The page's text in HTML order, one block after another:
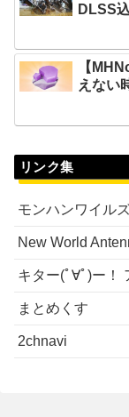
DLSS
【
えない
リンク集
モンハンワイル
New World
キター(ﾟ∀ﾟ)ー！
まとめくす
2chnavi